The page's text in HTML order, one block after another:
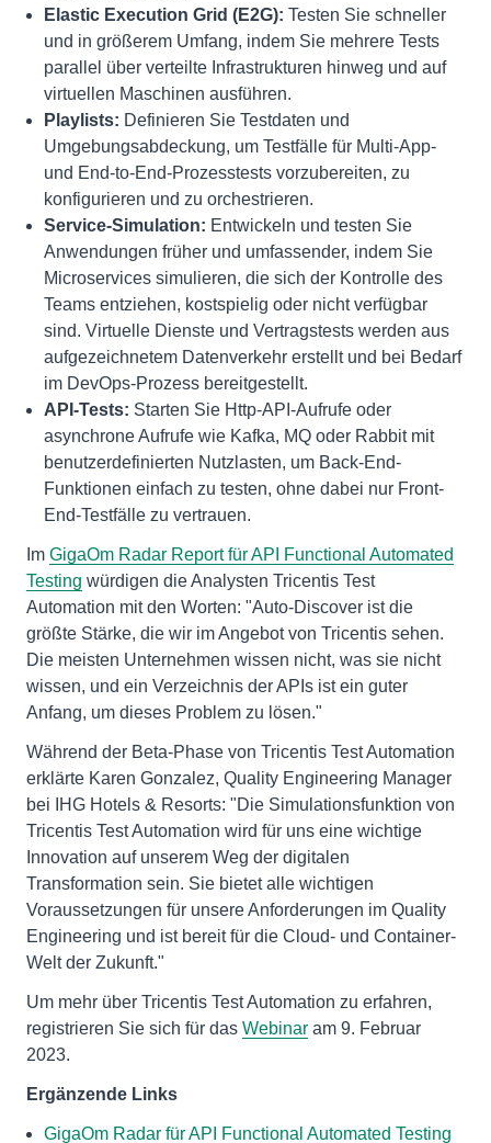
Elastic Execution Grid (E2G): Testen Sie schneller
und in größerem Umfang, indem Sie mehrere Tests
parallel über verteilte Infrastrukturen hinweg und auf
virtuellen Maschinen ausführen.
Playlists: Definieren Sie Testdaten und
Umgebungsabdeckung, um Testfälle für Multi-App-
und End-to-End-Prozesstests vorzubereiten, zu
konfigurieren und zu orchestrieren.
Service-Simulation: Entwickeln und testen Sie
Anwendungen früher und umfassender, indem Sie
Microservices simulieren, die sich der Kontrolle des
Teams entziehen, kostspielig oder nicht verfügbar
sind. Virtuelle Dienste und Vertragstests werden aus
aufgezeichnetem Datenverkehr erstellt und bei Bedarf
im DevOps-Prozess bereitgestellt.
API-Tests: Starten Sie Http-API-Aufrufe oder
asynchrone Aufrufe wie Kafka, MQ oder Rabbit mit
benutzerdefinierten Nutzlasten, um Back-End-
Funktionen einfach zu testen, ohne dabei nur Front-
End-Testfälle zu vertrauen.
Im GigaOm Radar Report für API Functional Automated
Testing würdigen die Analysten Tricentis Test
Automation mit den Worten: "Auto-Discover ist die
größte Stärke, die wir im Angebot von Tricentis sehen.
Die meisten Unternehmen wissen nicht, was sie nicht
wissen, und ein Verzeichnis der APIs ist ein guter
Anfang, um dieses Problem zu lösen."
Während der Beta-Phase von Tricentis Test Automation
erklärte Karen Gonzalez, Quality Engineering Manager
bei IHG Hotels & Resorts: "Die Simulationsfunktion von
Tricentis Test Automation wird für uns eine wichtige
Innovation auf unserem Weg der digitalen
Transformation sein. Sie bietet alle wichtigen
Voraussetzungen für unsere Anforderungen im Quality
Engineering und ist bereit für die Cloud- und Container-
Welt der Zukunft."
Um mehr über Tricentis Test Automation zu erfahren,
registrieren Sie sich für das Webinar am 9. Februar
2023.
Ergänzende Links
GigaOm Radar für API Functional Automated Testing